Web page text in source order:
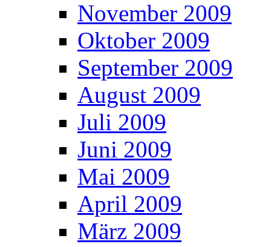
November 2009
Oktober 2009
September 2009
August 2009
Juli 2009
Juni 2009
Mai 2009
April 2009
März 2009